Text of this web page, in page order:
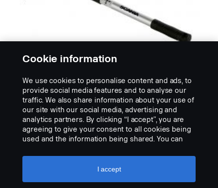
PUHDISTUSTARVIKKEET
Teleskooppinen sienellä varustettu
kumikaavin
Cookie information
We use cookies to personalise content and ads, to
provide social media features and to analyse our
traffic. We also share information about your use of
our site with our social media, advertising and
analytics partners. By clicking “I accept”, you are
agreeing to give your consent to all cookies being
used and the information being shared. You can
settings” and selecting the categories you’d like to
accept. For a more detailed explanation of how we
I accept